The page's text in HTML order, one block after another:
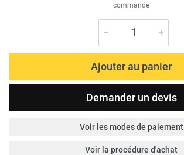
commande
Ajouter au panier
Demander un devis
Voir les modes de paiement
Voir la procédure d'achat